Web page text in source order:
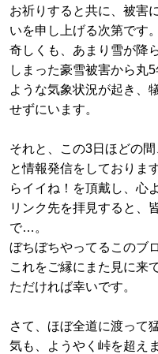
お祈りすると共に、被害
いを申し上げる次第です。
奇しくも、あまり雪が降
しまった豪雪被害から丸
ような気象状況が起き、
せずにいます。
それと、この3日ほどの
と情報発信をしておりま
らイイね！を頂戴し、心
リンク先を拝見すると、
で…。
ぼちぼちやってるこのブ
これをご縁にまた見に来
ただければ幸いです。
さて、ほぼ全道に渡って
気も、ようやく峠を超え